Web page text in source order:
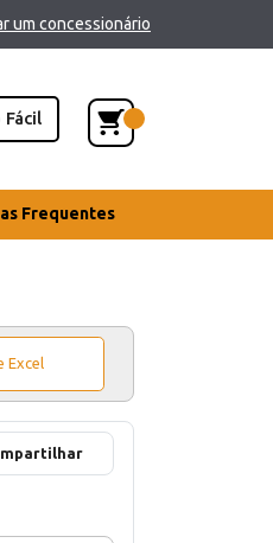
um concessionário
Frequentes
Excel